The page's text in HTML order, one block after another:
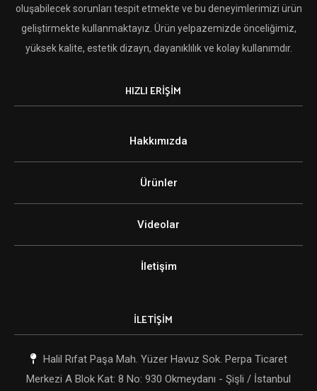
oluşabilecek sorunları tespit etmekte ve bu deneyimlerimizi ürün
geliştirmekte kullanmaktayız. Ürün yelpazemizde önceliğimiz,
yüksek kalite, estetik dizayn, dayanıklılık ve kolay kullanımdır.
HIZLI ERİŞİM
Hakkımızda
Ürünler
Videolar
İletişim
İLETİŞİM
Halil Rıfat Paşa Mah. Yüzer Havuz Sok. Perpa Ticaret
Merkezi A Blok Kat: 8 No: 930 Okmeydanı - Şişli / İstanbul